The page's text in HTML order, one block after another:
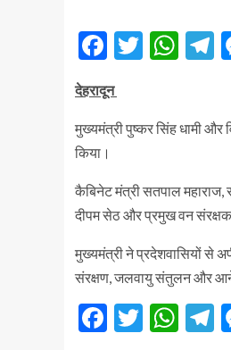
Facebook
देहरादून
मुख्यमंत्री पुष्कर सिंह धामी
किया।
कैबिनेट मंत्री सतपाल महाराज,
दीपम सेठ और प्रमुख वन संरक्षक
मुख्यमंत्री ने प्रदेशवासियों से
संरक्षण, जलवायु संतुलन और आने
Facebook